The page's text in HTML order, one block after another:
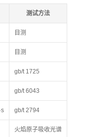
测试方法
目测
目测
gb/t 1725
gb/t 6043
gb/t 2794
火焰原子吸收光谱